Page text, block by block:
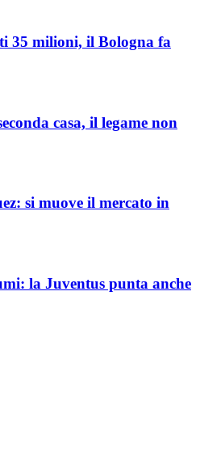
35 milioni, il Bologna fa
casa, il legame non
si muove il mercato in
la Juventus punta anche